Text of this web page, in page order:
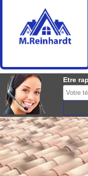
Etre